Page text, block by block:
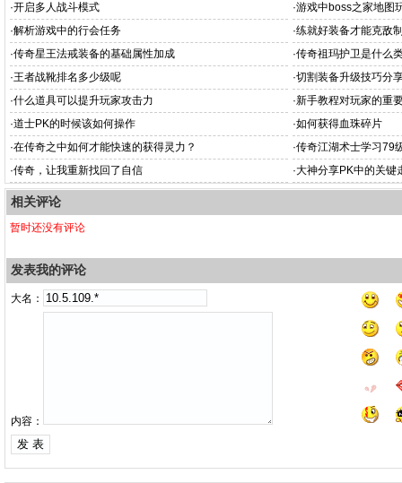
·开启多人战斗模式 ·游戏中boss之家地图
·解析游戏中的行会任务 ·练就好装备才能克敌
·传奇星王法戒装备的基础属性加成 ·传奇祖玛护卫是什么
·王者战靴排名多少级呢 ·切割装备升级技巧分
·什么道具可以提升玩家攻击力 ·新手教程对玩家的重
·道士PK的时候该如何操作 ·如何获得血珠碎片
·在传奇之中如何才能快速的获得灵力？ ·传奇江湖术士学习79
·传奇，让我重新找回了自信 ·大神分享PK中的关键
相关评论
暂时还没有评论
发表我的评论
大名：
内容：